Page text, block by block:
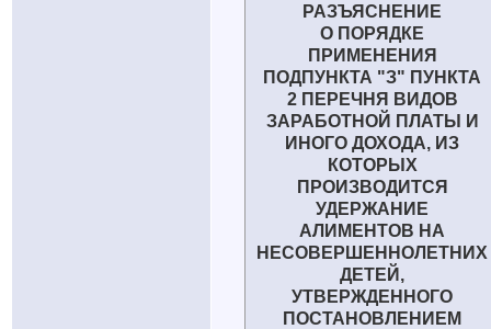
РАЗЪЯСНЕНИЕ
О ПОРЯДКЕ
ПРИМЕНЕНИЯ
ПОДПУНКТА "З" ПУНКТА
2 ПЕРЕЧНЯ ВИДОВ
ЗАРАБОТНОЙ ПЛАТЫ И
ИНОГО ДОХОДА, ИЗ
КОТОРЫХ
ПРОИЗВОДИТСЯ
УДЕРЖАНИЕ
АЛИМЕНТОВ НА
НЕСОВЕРШЕННОЛЕТНИХ
ДЕТЕЙ,
УТВЕРЖДЕННОГО
ПОСТАНОВЛЕНИЕМ